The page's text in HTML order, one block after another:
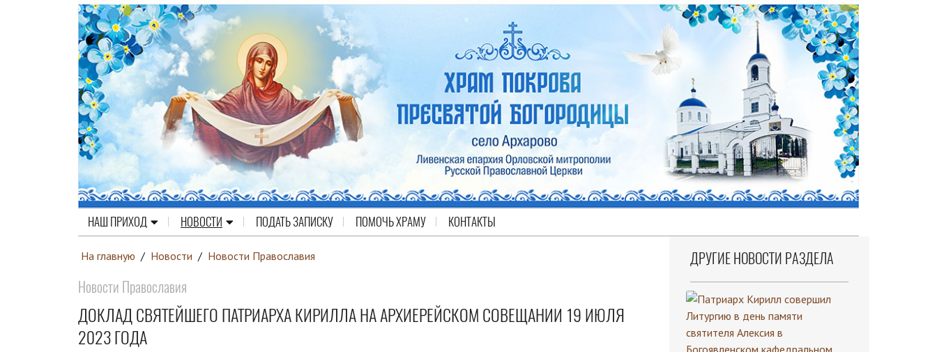
НАШ ПРИХОД НОВОСТИ ПОДАТЬ ЗАПИСКУ ПОМОЧЬ ХРАМУ КОНТАКТЫ
На главную / Новости / Новости Православия
Новости Православия
ДОКЛАД СВЯТЕЙШЕГО ПАТРИАРХА КИРИЛЛА НА АРХИЕРЕЙСКОМ СОВЕЩАНИИ 19 ИЮЛЯ
2023 ГОДА
ДРУГИЕ НОВОСТИ РАЗДЕЛА